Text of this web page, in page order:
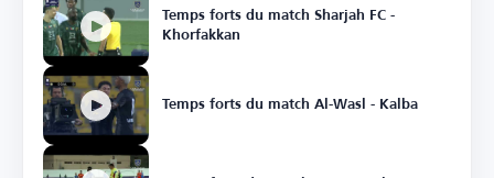
Temps forts du match Sharjah FC -
Khorfakkan
Temps forts du match Al-Wasl - Kalba